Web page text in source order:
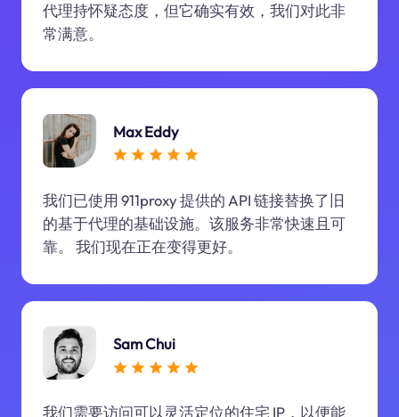
代理持怀疑态度，但它确实有效，我们对此非
常满意。
Max Eddy
我们已使用 911proxy 提供的 API 链接替换了旧
的基于代理的基础设施。该服务非常快速且可
靠。 我们现在正在变得更好。
Sam Chui
我们需要访问可以灵活定位的住宅 IP，以便能